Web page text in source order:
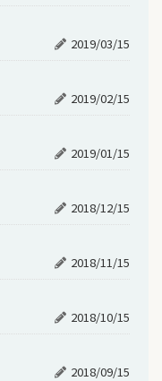
2019/03/15
2019/02/15
2019/01/15
2018/12/15
2018/11/15
2018/10/15
2018/09/15